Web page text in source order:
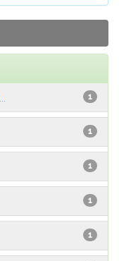
1
1
1
1
1